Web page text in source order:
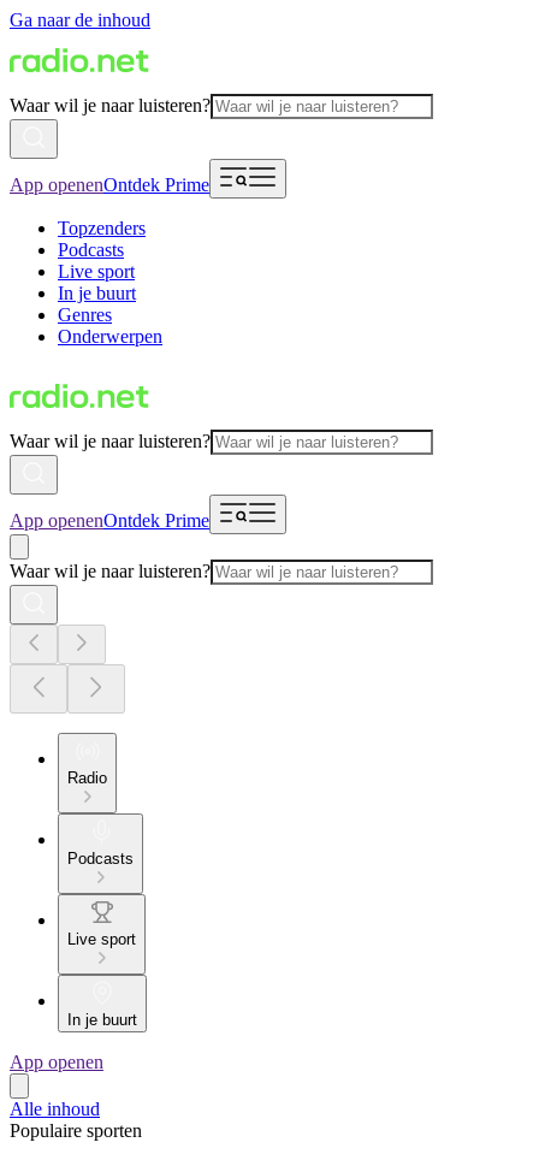
Ga naar de inhoud
Waar wil je naar luisteren?
App openenOntdek Prime
Topzenders
Podcasts
Live sport
In je buurt
Genres
Onderwerpen
Waar wil je naar luisteren?
App openenOntdek Prime
Waar wil je naar luisteren?
Radio
Podcasts
Live sport
In je buurt
App openen
Alle inhoud
Populaire sporten